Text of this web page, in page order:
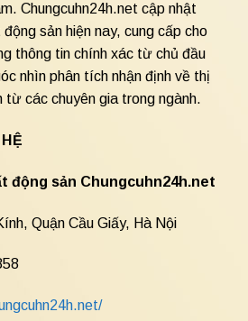
Chungcuhn24h.net cập nhật
sản hiện nay, cung cấp cho
thông tin chính xác từ chủ đầu
nhìn phân tích nhận định về thị
các chuyên gia trong ngành.
động sản Chungcuhn24h.net
Quận Cầu Giấy, Hà Nội